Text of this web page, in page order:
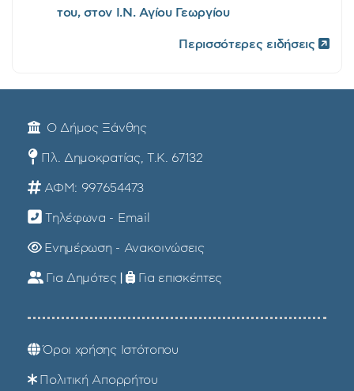
του, στον Ι.Ν. Αγίου Γεωργίου
Περισσότερες ειδήσεις
Ο Δήμος Ξάνθης
Πλ. Δημοκρατίας, Τ.Κ. 67132
ΑΦΜ: 997654473
Τηλέφωνα - Email
Ενημέρωση - Ανακοινώσεις
Για Δημότες | Για επισκέπτες
Όροι χρήσης Ιστότοπου
Πολιτική Απορρήτου